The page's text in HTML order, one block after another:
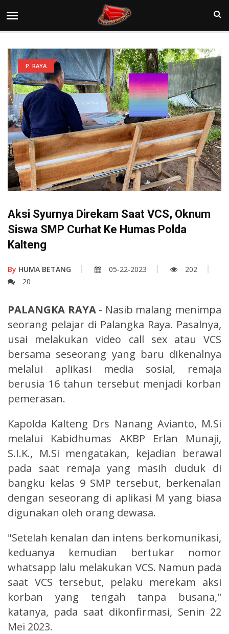
P. RAYA
Aksi Syurnya Direkam Saat VCS, Oknum
Siswa SMP Curhat Ke Humas Polda
Kalteng
By HUMA BETANG 05-22-2023
202
20
PALANGKA RAYA- Nasib malang menimpa
seorang pelajar di Palangka Raya. Pasalnya,
usai melakukan video call sex atau VCS
bersama seseorang yang baru dikenalnya
melalui aplikasi media sosial, remaja
berusia 16 tahun tersebut menjadi korban
pemerasan.
Kapolda Kalteng Drs Nanang Avianto, M.Si
melalui Kabidhumas AKBP Erlan Munaji,
S.I.K., M.Si mengatakan, kejadian berawal
pada saat remaja yang masih duduk di
bangku kelas 9 SMP tersebut, berkenalan
dengan seseorang di aplikasi M yang biasa
digunakan oleh orang dewasa.
"Setelah kenalan dan intens berkomunikasi,
keduanya kemudian bertukar nomor
whatsapp lalu melakukan VCS. Namun pada
saat VCS tersebut, pelaku merekam aksi
korban yang tengah tanpa busana,"
katanya, pada saat dikonfirmasi, Senin 22
Mei 2023.